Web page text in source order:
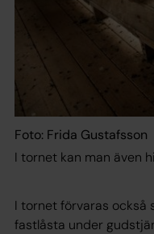
Foto: Frida Gustafsson
I tornet kan man även
I tornet förvaras också
fastlåsta under